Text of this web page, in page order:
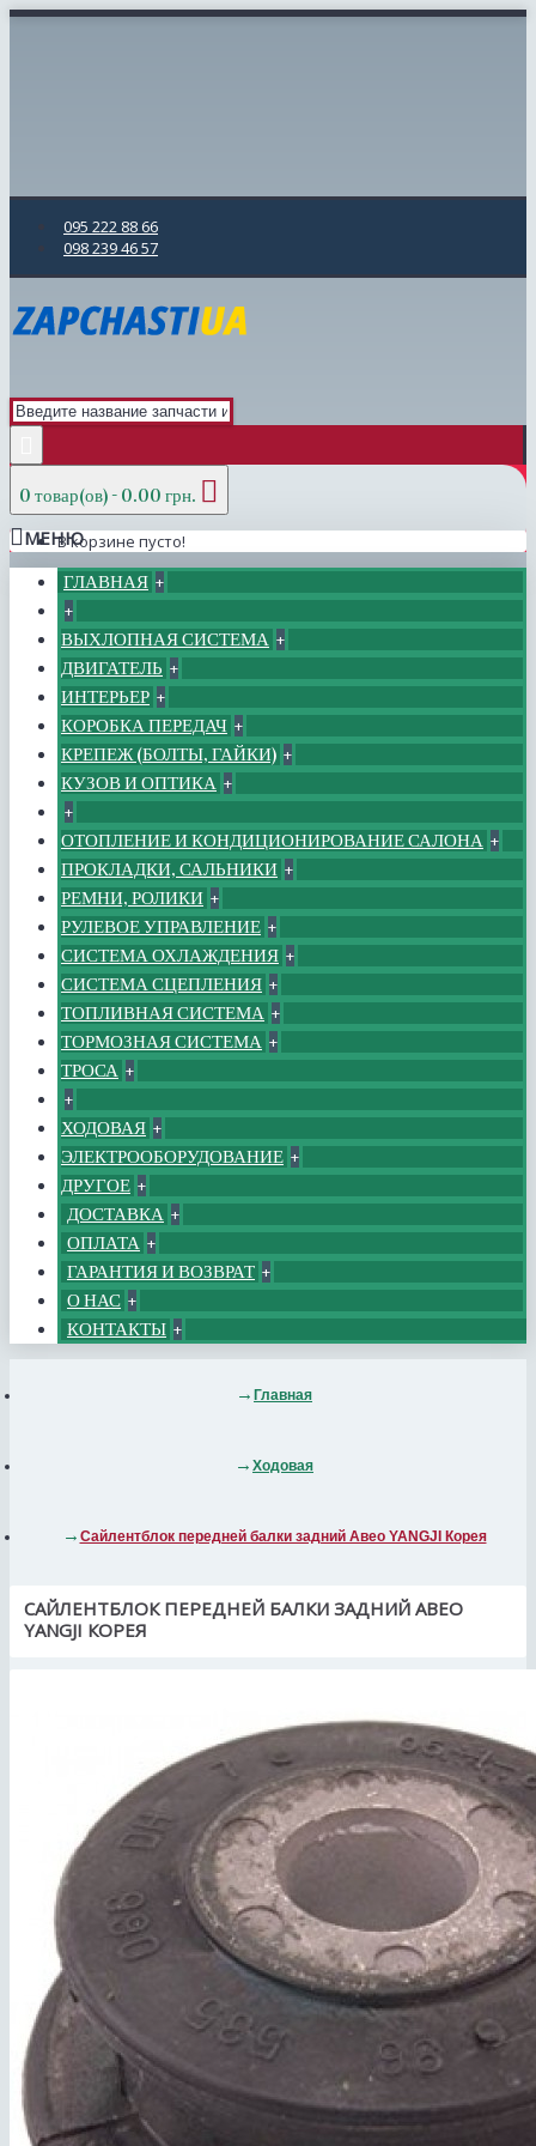
095 222 88 66
098 239 46 57
0 товар(ов) - 0.00 грн.
В корзине пусто!
МЕНЮ
ГЛАВНАЯ +
+
ВЫХЛОПНАЯ СИСТЕМА +
ДВИГАТЕЛЬ +
ИНТЕРЬЕР +
КОРОБКА ПЕРЕДАЧ +
КРЕПЕЖ (БОЛТЫ, ГАЙКИ) +
КУЗОВ И ОПТИКА +
+
ОТОПЛЕНИЕ И КОНДИЦИОНИРОВАНИЕ САЛОНА +
ПРОКЛАДКИ, САЛЬНИКИ +
РЕМНИ, РОЛИКИ +
РУЛЕВОЕ УПРАВЛЕНИЕ +
СИСТЕМА ОХЛАЖДЕНИЯ +
СИСТЕМА СЦЕПЛЕНИЯ +
ТОПЛИВНАЯ СИСТЕМА +
ТОРМОЗНАЯ СИСТЕМА +
ТРОСА +
+
ХОДОВАЯ +
ЭЛЕКТРООБОРУДОВАНИЕ +
ДРУГОЕ +
ДОСТАВКА +
ОПЛАТА +
ГАРАНТИЯ И ВОЗВРАТ +
О НАС +
КОНТАКТЫ +
Главная
Ходовая
Сайлентблок передней балки задний Авео YANGJI Корея
САЙЛЕНТБЛОК ПЕРЕДНЕЙ БАЛКИ ЗАДНИЙ АВЕО
YANGJI КОРЕЯ